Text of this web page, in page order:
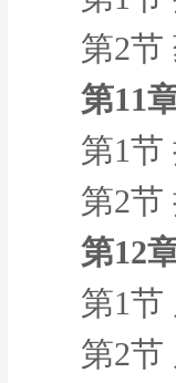
第2节
第11
第1节
第2节
第12
第1节
第2节